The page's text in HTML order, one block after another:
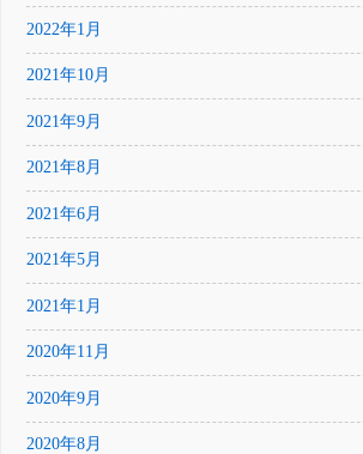
2022年1月
2021年10月
2021年9月
2021年8月
2021年6月
2021年5月
2021年1月
2020年11月
2020年9月
2020年8月